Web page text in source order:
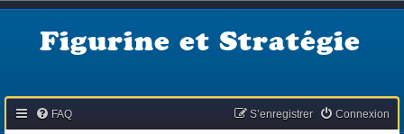
Figurine et Stratégie
FAQ Connexion
S’enregistrer